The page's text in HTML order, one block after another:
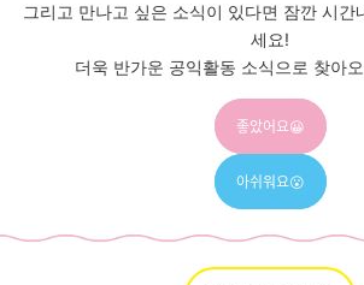
그리고 만나고 싶은 소식이 있다면 잠깐 시간
세요!
더욱 반가운 공익활동 소식으로 찾아
좋았어요😀
아쉬워요😮